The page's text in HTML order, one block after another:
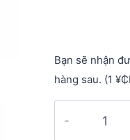
Bạn sẽ nhận
hàng sau. (1